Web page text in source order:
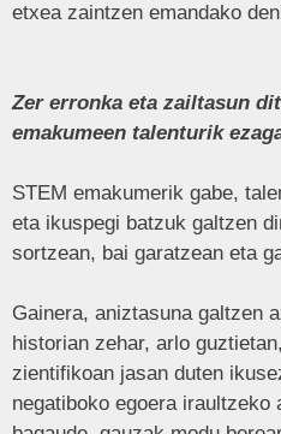
etxea zaintzen emandako
Zer erronka eta zailtasun
emakumeen talenturik
STEM emakumerik gabe,
eta ikuspegi batzuk galtzen
sortzean, bai garatzean eta
Gainera, aniztasuna galtzen
historian zehar, arlo
zientifikoan jasan duten
negatiboko egoera iraultzeko